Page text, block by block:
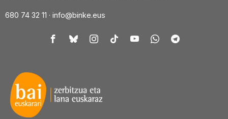
680 74 32 11 · info@binke.eus